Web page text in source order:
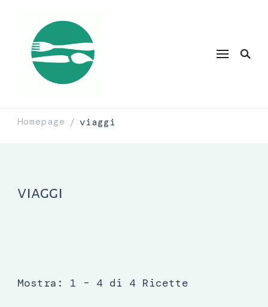
Homepage / viaggi
viaggi
Mostra: 1 – 4 di 4 Ricette